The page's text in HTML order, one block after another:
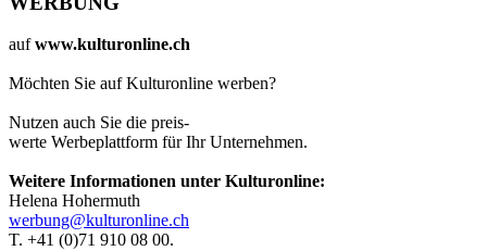
aufwww.kulturonline.ch
Möchten Sie auf Kulturonline werben?
Nutzen auch Sie die preis-
werte Werbeplattform für Ihr Unternehmen.
Weitere Informationen unter Kulturonline:
Helena Hohermuth
werbung@kulturonline.ch
T. +41 (0)71 910 08 00.